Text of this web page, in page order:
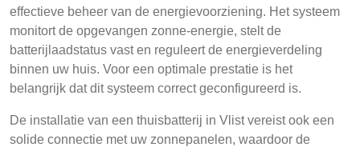
effectieve beheer van de energievoorziening. Het systeem
monitort de opgevangen zonne-energie, stelt de
batterijlaadstatus vast en reguleert de energieverdeling
binnen uw huis. Voor een optimale prestatie is het
belangrijk dat dit systeem correct geconfigureerd is.
De installatie van een thuisbatterij in Vlist vereist ook een
solide connectie met uw zonnepanelen, waardoor de